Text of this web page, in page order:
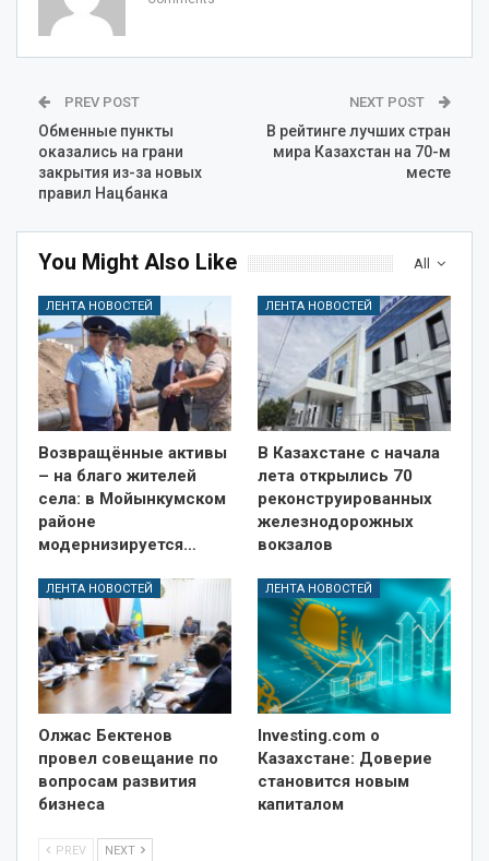
PREV POST
Обменные пункты
оказались на грани
закрытия из-за новых
правил Нацбанка
NEXT POST
В рейтинге лучших стран
мира Казахстан на 70-м
месте
All
You Might Also Like
ЛЕНТА НОВОСТЕЙ
Возвращённые активы
– на благо жителей
села: в Мойынкумском
районе
модернизируется…
ЛЕНТА НОВОСТЕЙ
В Казахстане с начала
лета открылись 70
реконструированных
железнодорожных
вокзалов
ЛЕНТА НОВОСТЕЙ
Олжас Бектенов
провел совещание по
вопросам развития
бизнеса
ЛЕНТА НОВОСТЕЙ
Investing.com о
Казахстане: Доверие
становится новым
капиталом
PREV NEXT